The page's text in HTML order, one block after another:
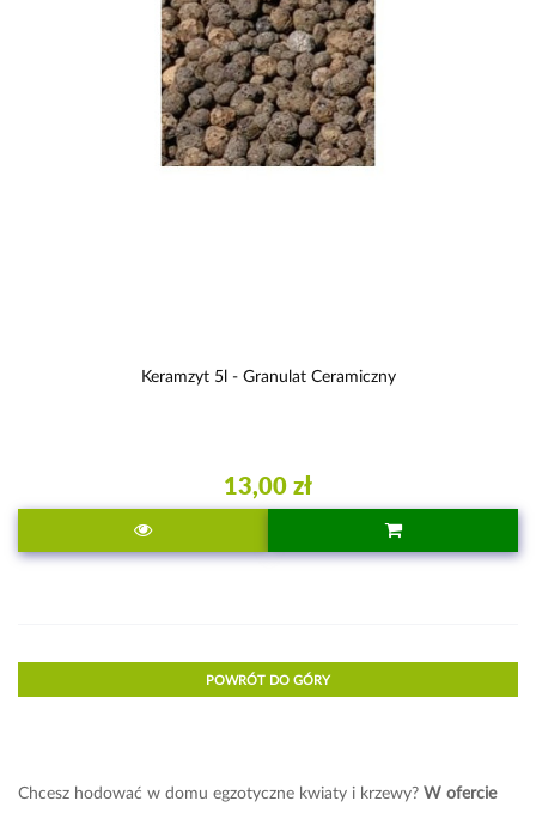
Keramzyt 5l - Granulat Ceramiczny
13,00 zł
POWRÓT DO GÓRY
Chcesz hodować w domu egzotyczne kwiaty i krzewy? W ofercie